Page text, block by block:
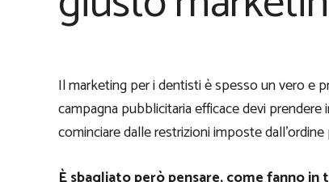
Il marketing per i dentisti è spesso un vero e
campagna pubblicitaria efficace devi
cominciare dalle restrizioni imposte